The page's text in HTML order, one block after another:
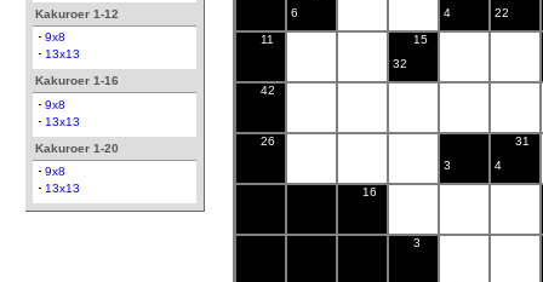
Kakuroer 1-12
9x8
13x13
Kakuroer 1-16
9x8
13x13
Kakuroer 1-20
9x8
13x13
6
4
22
11
15
32
42
26
3
31
4
16
3